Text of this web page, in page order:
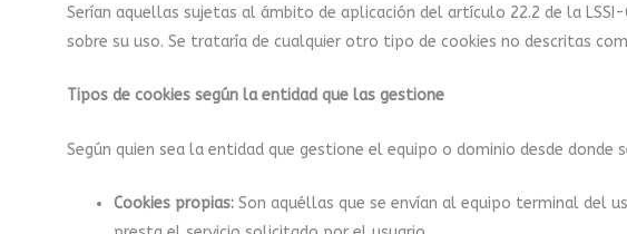
Serían aquellas sujetas al ámbito de aplicación del artículo 22.2 de la
sobre su uso. Se trataría de cualquier otro tipo de cookies no descritas
Tipos de cookies según la entidad que las gestione
Según quien sea la entidad que gestione el equipo o dominio desde
Cookies propias: Son aquéllas que se envían al equipo terminal del